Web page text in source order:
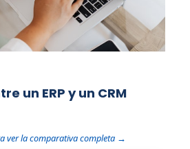
un ERP y un CRM
ver la comparativa completa →